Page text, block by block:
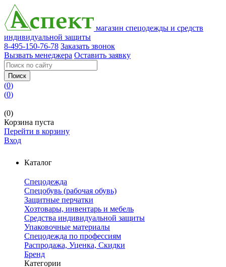
магазин спецодежды и средств
индивидуальной защиты
8-495-150-76-78 Заказать звонок
Вызвать менеджера Оставить заявку
Поиск
(0)
(0)
(0)
Корзина пуста
Перейти в корзину
Вход
Каталог
Спецодежда
Спецобувь (рабочая обувь)
Защитные перчатки
Хозтовары, инвентарь и мебель
Средства индивидуальной защиты
Упаковочные материалы
Спецодежда по профессиям
Распродажа, Уценка, Скидки
Бренд
Категории